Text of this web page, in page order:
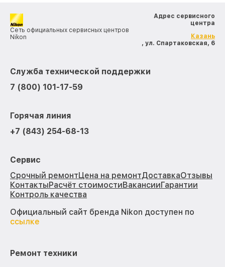
Сеть официальных сервисных центров
Nikon
Адрес сервисного
центра
Казань
, ул. Спартаковская, 6
Служба технической поддержки
7 (800) 101-17-59
Горячая линия
+7 (843) 254-68-13
Сервис
Срочный ремонтЦена на ремонтДоставкаОтзывы
КонтактыРасчёт стоимостиВакансииГарантии
Контроль качества
Официальный сайт бренда Nikon доступен по
ссылке
Ремонт техники